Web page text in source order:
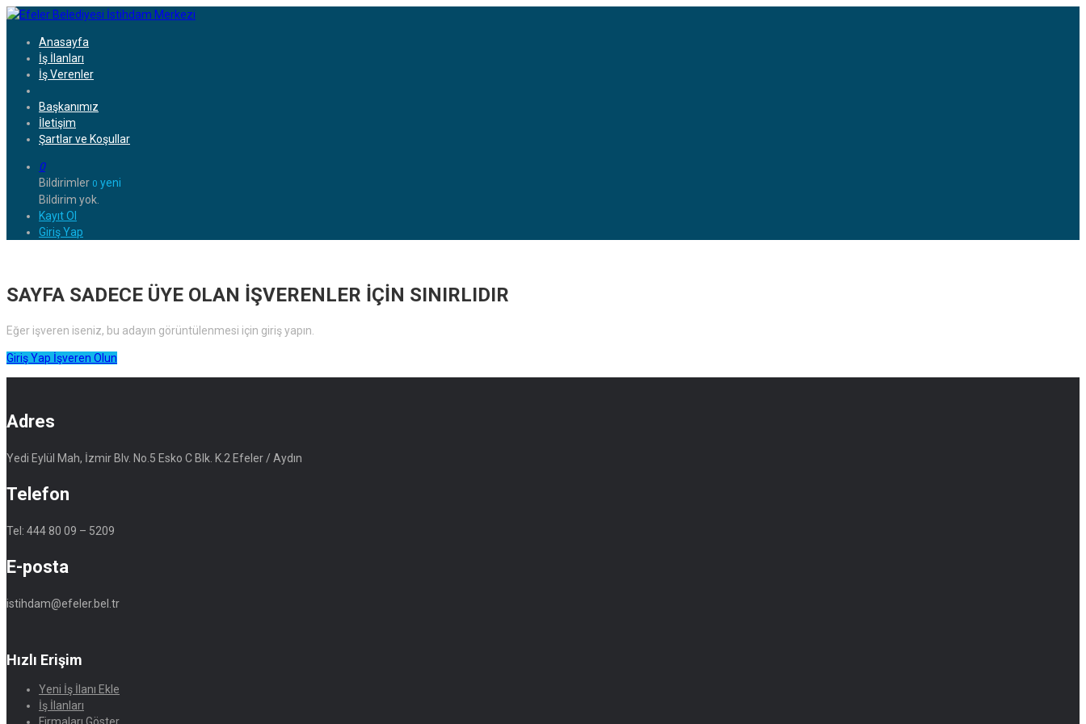
Anasayfa
İş İlanları
İş Verenler
Başkanımız
İletişim
Şartlar ve Koşullar
0
Bildirimler 0 yeni
Bildirim yok.
Kayıt Ol
Giriş Yap
SAYFA SADECE ÜYE OLAN İŞVERENLER İÇİN SINIRLIDIR
Eğer işveren iseniz, bu adayın görüntülenmesi için giriş yapın.
Giriş Yap İşveren Olun
Adres
Yedi Eylül Mah, İzmir Blv. No.5 Esko C Blk. K.2 Efeler / Aydın
Telefon
Tel: 444 80 09 – 5209
E-posta
istihdam@efeler.bel.tr
Hızlı Erişim
Yeni İş İlanı Ekle
İş İlanları
Firmaları Göster